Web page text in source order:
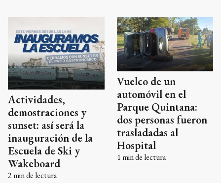
Actividades,
demostraciones y
sunset: así será la
inauguración de la
Escuela de Ski y
Wakeboard
2 min de lectura
Vuelco de un
automóvil en el
Parque Quintana:
dos personas fueron
trasladadas al
Hospital
1 min de lectura